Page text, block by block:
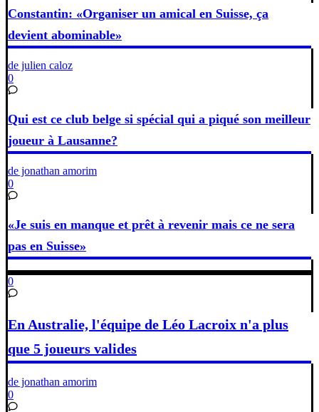
Constantin: «Organiser un amical en Suisse, ça
devient abominable»
de julien caloz
0
Qui est ce club belge si spécial qui a piqué son meilleur
joueur à Lausanne?
de jonathan amorim
0
«Je suis en manque et prêt à revenir mais ce ne sera
pas en Suisse»
0
En Australie, l'équipe de Léo Lacroix n'a plus
que 5 joueurs valides
de jonathan amorim
0